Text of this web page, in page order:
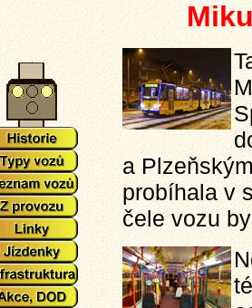
a
probíhala v
čele vozu